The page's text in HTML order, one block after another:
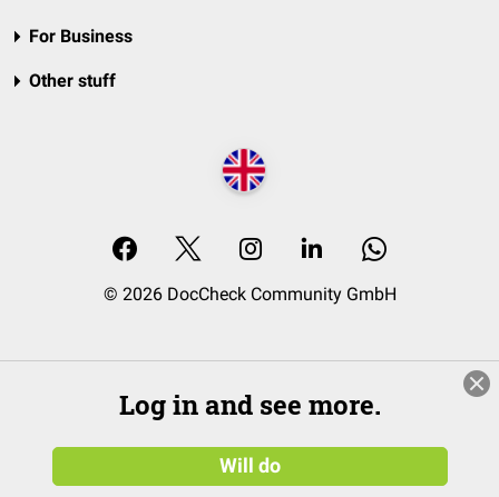
For Business
Other stuff
© 2026 DocCheck Community GmbH
Log in and see more.
Will do